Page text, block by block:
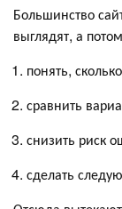
Большинство
выглядят, а
понять,
сравнить
снизить риск
сделать